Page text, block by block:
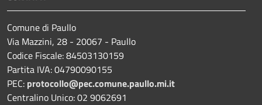
Comune di Paullo
Via Mazzini, 28 - 20067 - Paullo
Codice Fiscale: 84503130159
Partita IVA: 04790090155
PEC: protocollo@pec.comune.paullo.mi.it
Centralino Unico: 02 9062691